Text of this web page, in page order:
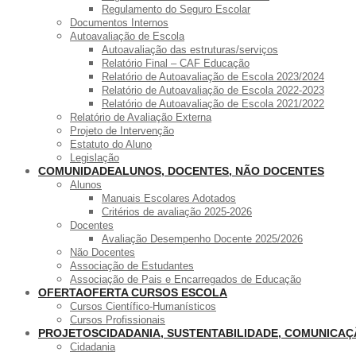
Regulamento do Seguro Escolar
Documentos Internos
Autoavaliação de Escola
Autoavaliação das estruturas/serviços
Relatório Final – CAF Educação
Relatório de Autoavaliação de Escola 2023/2024
Relatório de Autoavaliação de Escola 2022-2023
Relatório de Autoavaliação de Escola 2021/2022
Relatório de Avaliação Externa
Projeto de Intervenção
Estatuto do Aluno
Legislação
COMUNIDADEALUNOS, DOCENTES, NÃO DOCENTES
Alunos
Manuais Escolares Adotados
Critérios de avaliação 2025-2026
Docentes
Avaliação Desempenho Docente 2025/2026
Não Docentes
Associação de Estudantes
Associação de Pais e Encarregados de Educação
OFERTAOFERTA CURSOS ESCOLA
Cursos Científico-Humanísticos
Cursos Profissionais
PROJETOSCIDADANIA, SUSTENTABILIDADE,
Cidadania